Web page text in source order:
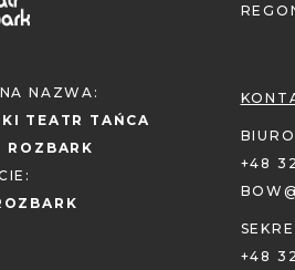
NAZWA:
TEATR TAŃCA
ROZBARK
+48
+48